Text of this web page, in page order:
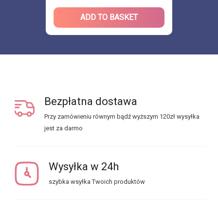
ADD TO BASKET
Bezpłatna dostawa
Przy zamówieniu równym bądź wyższym 120zł wysyłka
jest za darmo
Wysyłka w 24h
szybka wsyłka Twoich produktów